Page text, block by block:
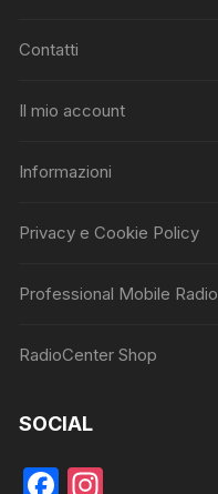
Contatti
Il mio account
Informazioni
Privacy e Cookie Policy
Professional Mobile Radio
RadioCenter Shop
SOCIAL
F